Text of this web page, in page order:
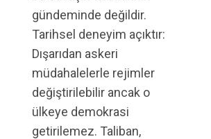
gündeminde değildir.
Tarihsel deneyim açıktır:
Dışarıdan askeri
müdahalelerle rejimler
değiştirilebilir ancak o
ülkeye demokrasi
getirilemez. Taliban,